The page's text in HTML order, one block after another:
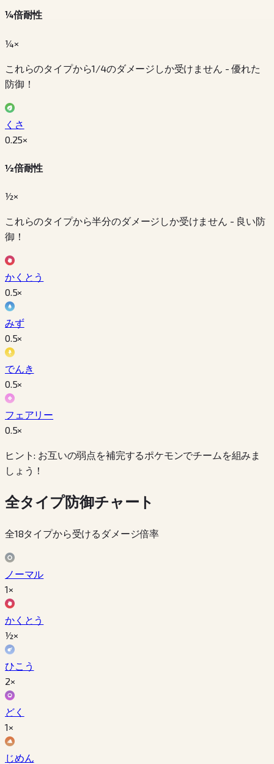
¼倍耐性
¼×
これらのタイプから1/4のダメージしか受けません - 優れた
防御！
くさ
0.25×
½倍耐性
½×
これらのタイプから半分のダメージしか受けません - 良い防
御！
かくとう
0.5×
みず
0.5×
でんき
0.5×
フェアリー
0.5×
ヒント: お互いの弱点を補完するポケモンでチームを組みま
しょう！
全タイプ防御チャート
全18タイプから受けるダメージ倍率
ノーマル
1×
かくとう
½×
ひこう
2×
どく
1×
じめん